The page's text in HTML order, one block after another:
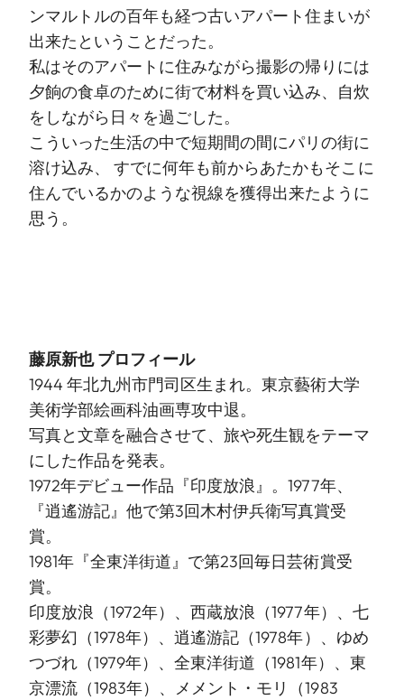
ンマルトルの百年も経つ古いアパート住まいが
出来たということだった。
私はそのアパートに住みながら撮影の帰りには
夕餉の食卓のために街で材料を買い込み、自炊
をしながら日々を過ごした。
こういった生活の中で短期間の間にパリの街に
溶け込み、 すでに何年も前からあたかもそこに
住んでいるかのような視線を獲得出来たように
思う。
藤原新也 プロフィール
1944 年北九州市門司区生まれ。東京藝術大学
美術学部絵画科油画専攻中退。
写真と文章を融合させて、旅や死生観をテーマ
にした作品を発表。
1972年デビュー作品『印度放浪』。1977年、
『逍遙游記』他で第3回木村伊兵衛写真賞受
賞。
1981年『全東洋街道』で第23回毎日芸術賞受
賞。
印度放浪（1972年）、西蔵放浪（1977年）、七
彩夢幻（1978年）、逍遙游記（1978年）、ゆめ
つづれ（1979年）、全東洋街道（1981年）、東
京漂流（1983年）、メメント・モリ（1983